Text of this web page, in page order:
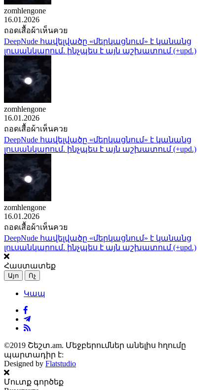
zomhlengone
16.01.2026
ถอดเสื้อผ้าเห็นควย
DeepNude հավելվածը «մերկացնում» է կանանց
լուսանկարում. ինչպես է այն աշխատում (+upd.)
zomhlengone
16.01.2026
ถอดเสื้อผ้าเห็นควย
DeepNude հավելվածը «մերկացնում» է կանանց
լուսանկարում. ինչպես է այն աշխատում (+upd.)
zomhlengone
16.01.2026
ถอดเสื้อผ้าเห็นควย
DeepNude հավելվածը «մերկացնում» է կանանց
լուսանկարում. ինչպես է այն աշխատում (+upd.)
Հաստատեք
Այո Ոչ
Կապ
©2019 Շեշտ.am. Մեջբերումներ անելիս հղումը
պարտադիր է:
Designed by Flatstudio
Մուտք գործեք